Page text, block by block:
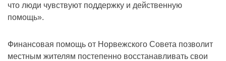
что люди чувствуют поддержку и действенную
помощь».
Финансовая помощь от Норвежского Совета позволит
местным жителям постепенно восстанавливать свои